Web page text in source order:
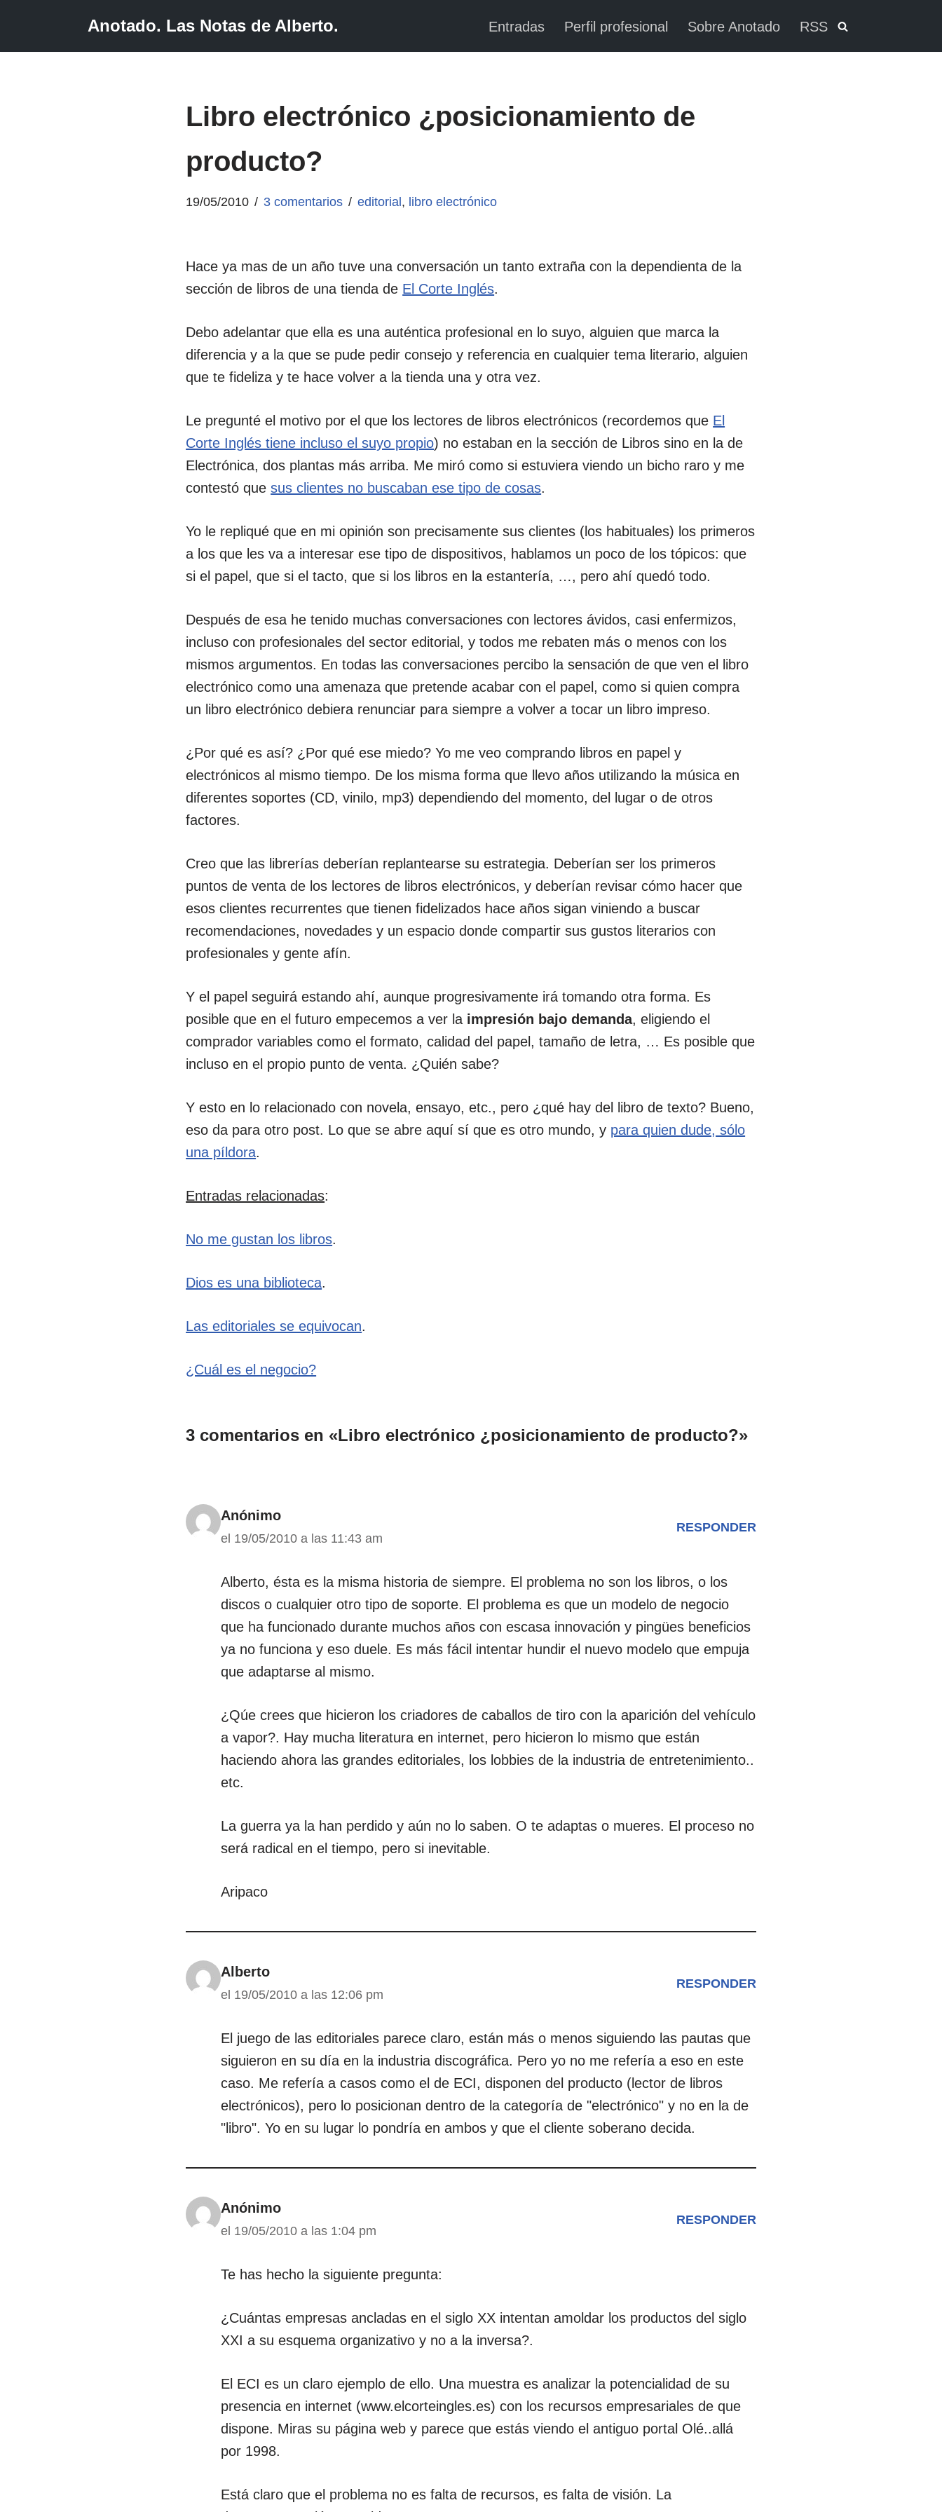
Anotado. Las Notas de Alberto. Entradas Perfil profesional Sobre Anotado RSS
Libro electrónico ¿posicionamiento de
producto?
19/05/2010 3 comentarios editorial , libro electrónico
Hace ya mas de un año tuve una conversación un tanto extraña con la dependienta de la
sección de libros de una tienda de El Corte Inglés.
Debo adelantar que ella es una auténtica profesional en lo suyo, alguien que marca la
diferencia y a la que se pude pedir consejo y referencia en cualquier tema literario, alguien
que te fideliza y te hace volver a la tienda una y otra vez.
Le pregunté el motivo por el que los lectores de libros electrónicos (recordemos que El
Corte Inglés tiene incluso el suyo propio) no estaban en la sección de Libros sino en la de
Electrónica, dos plantas más arriba. Me miró como si estuviera viendo un bicho raro y me
contestó quesus clientes no buscaban ese tipo de cosas.
Yo le repliqué que en mi opinión son precisamente sus clientes (los habituales) los primeros
a los que les va a interesar ese tipo de dispositivos, hablamos un poco de los tópicos: que
si el papel, que si el tacto, que si los libros en la estantería, …, pero ahí quedó todo.
Después de esa he tenido muchas conversaciones con lectores ávidos, casi enfermizos,
incluso con profesionales del sector editorial, y todos me rebaten más o menos con los
mismos argumentos. En todas las conversaciones percibo la sensación de que ven el libro
electrónico como una amenaza que pretende acabar con el papel, como si quien compra
un libro electrónico debiera renunciar para siempre a volver a tocar un libro impreso.
¿Por qué es así? ¿Por qué ese miedo? Yo me veo comprando libros en papel y
electrónicos al mismo tiempo. De los misma forma que llevo años utilizando la música en
diferentes soportes (CD, vinilo, mp3) dependiendo del momento, del lugar o de otros
factores.
Creo que las librerías deberían replantearse su estrategia. Deberían ser los primeros
puntos de venta de los lectores de libros electrónicos, y deberían revisar cómo hacer que
esos clientes recurrentes que tienen fidelizados hace años sigan viniendo a buscar
recomendaciones, novedades y un espacio donde compartir sus gustos literarios con
profesionales y gente afín.
Y el papel seguirá estando ahí, aunque progresivamente irá tomando otra forma. Es
posible que en el futuro empecemos a ver la impresión bajo demanda, eligiendo el
comprador variables como el formato, calidad del papel, tamaño de letra, … Es posible que
incluso en el propio punto de venta. ¿Quién sabe?
Y esto en lo relacionado con novela, ensayo, etc., pero ¿qué hay del libro de texto? Bueno,
eso da para otro post. Lo que se abre aquí sí que es otro mundo, y para quien dude, sólo
una píldora.
Entradas relacionadas:
No me gustan los libros.
Dios es una biblioteca.
Las editoriales se equivocan.
¿Cuál es el negocio?
3 comentarios en «Libro electrónico ¿posicionamiento de producto?»
Anónimo
el 19/05/2010 a las 11:43 am
RESPONDER
Alberto, ésta es la misma historia de siempre. El problema no son los libros, o los
discos o cualquier otro tipo de soporte. El problema es que un modelo de negocio
que ha funcionado durante muchos años con escasa innovación y pingües beneficios
ya no funciona y eso duele. Es más fácil intentar hundir el nuevo modelo que empuja
que adaptarse al mismo.
¿Qúe crees que hicieron los criadores de caballos de tiro con la aparición del vehículo
a vapor?. Hay mucha literatura en internet, pero hicieron lo mismo que están
haciendo ahora las grandes editoriales, los lobbies de la industria de entretenimiento..
etc.
La guerra ya la han perdido y aún no lo saben. O te adaptas o mueres. El proceso no
será radical en el tiempo, pero si inevitable.
Aripaco
Alberto
el 19/05/2010 a las 12:06 pm
RESPONDER
El juego de las editoriales parece claro, están más o menos siguiendo las pautas que
siguieron en su día en la industria discográfica. Pero yo no me refería a eso en este
caso. Me refería a casos como el de ECI, disponen del producto (lector de libros
electrónicos), pero lo posicionan dentro de la categoría de "electrónico" y no en la de
"libro". Yo en su lugar lo pondría en ambos y que el cliente soberano decida.
Anónimo
el 19/05/2010 a las 1:04 pm
RESPONDER
Te has hecho la siguiente pregunta:
¿Cuántas empresas ancladas en el siglo XX intentan amoldar los productos del siglo
XXI a su esquema organizativo y no a la inversa?.
El ECI es un claro ejemplo de ello. Una muestra es analizar la potencialidad de su
presencia en internet (www.elcorteingles.es) con los recursos empresariales de que
dispone. Miras su página web y parece que estás viendo el antiguo portal Olé..allá
por 1998.
Está claro que el problema no es falta de recursos, es falta de visión. La